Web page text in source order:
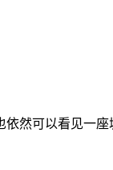
依然可以看见一座